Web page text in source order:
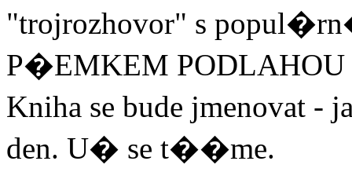
"trojrozhovor" s
P�EMKEM
Kniha se bude jmenovat
den. U� se t��me.